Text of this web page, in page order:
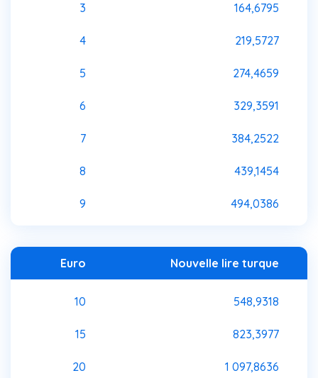
3 164,6795
4 219,5727
5 274,4659
6 329,3591
7 384,2522
8 439,1454
9 494,0386
Euro Nouvelle lire turque
10 548,9318
15 823,3977
20 1 097,8636